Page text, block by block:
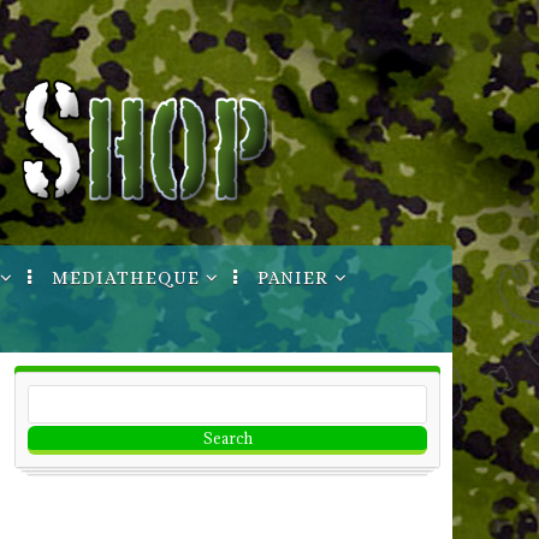
MEDIATHEQUE
Manuels Techniques
Informations
PANIER
Votre Compte
Bon de commande
Imprimable